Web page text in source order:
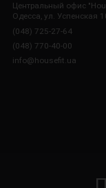
Центральный офис
Одесса, ул. Успенская
(048) 725-27-64
(048) 770-40-00
info@housefit.ua